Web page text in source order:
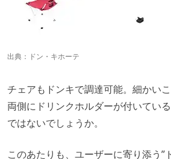
出典： ドン・キホーテ
チェアもドンキで調達可能。細かい
両側にドリンクホルダーが付いてい
ではないでしょうか。
このあたりも、ユーザーに寄り添う”